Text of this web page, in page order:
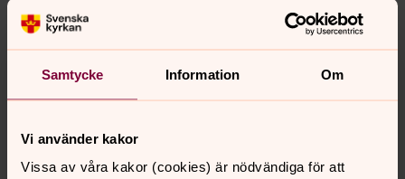
Samtycke Information Om
Vi använder kakor
Vissa av våra kakor (cookies) är nödvändiga för att